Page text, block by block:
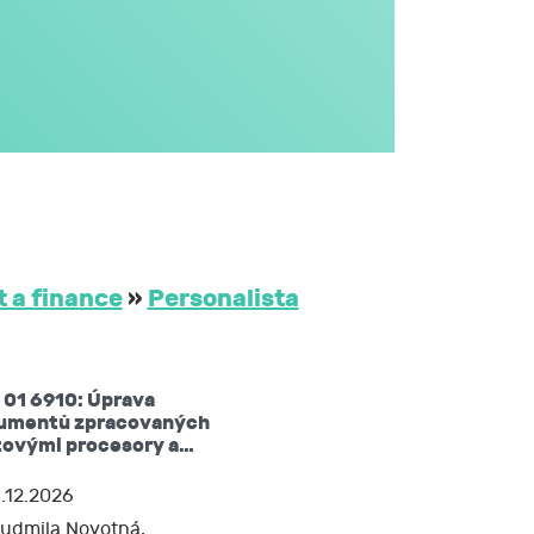
aktivní zapojení se do diskuze a možnost
u autorizované osoby podle podmínek
formuláři,
rozsahu
na aktivitách
osobám
na dobu
žádat si kopii
a finance» Personalista
01 6910: Úprava
zpracovaných
procesory a…
Novotná,